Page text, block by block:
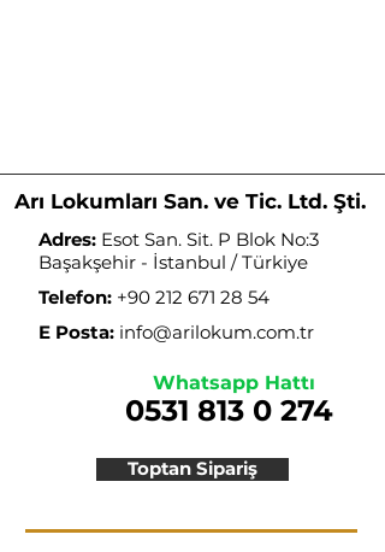
Arı Lokumları San. ve Tic. Ltd. Şti.
Adres: Esot San. Sit. P Blok No:3
Başakşehir - İstanbul / Türkiye
Telefon: +90 212 671 28 54
E Posta: info@arilokum.com.tr
Whatsapp Hattı
0531 813 0 274
Toptan Sipariş